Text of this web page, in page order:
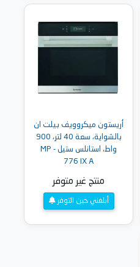
أريستون ميكروويف بيلت ان
بالشواية، سعة 40 لتر، 900
واط، استانلس ستيل - MP
776 IX A
منتج غير متوفر
أبلغني حين التوفر